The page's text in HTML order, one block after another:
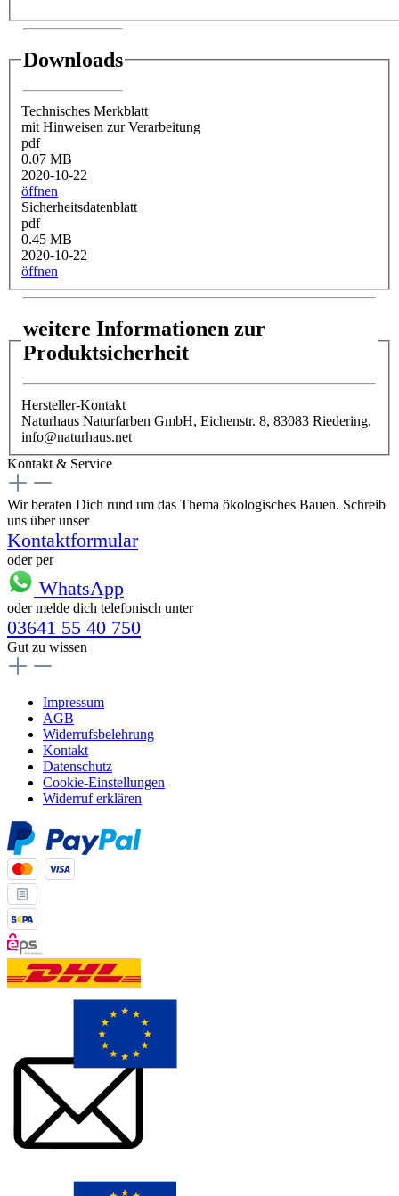
Downloads
Technisches Merkblatt
mit Hinweisen zur Verarbeitung
pdf
0.07 MB
2020-10-22
öffnen
Sicherheitsdatenblatt
pdf
0.45 MB
2020-10-22
öffnen
weitere Informationen zur
Produktsicherheit
Hersteller-Kontakt
Naturhaus Naturfarben GmbH, Eichenstr. 8, 83083 Riedering,
info@naturhaus.net
Kontakt & Service
Wir beraten Dich rund um das Thema ökologisches Bauen. Schreib
uns über unser
Kontaktformular
oder per
WhatsApp
oder melde dich telefonisch unter
03641 55 40 750
Gut zu wissen
Impressum
AGB
Widerrufsbelehrung
Kontakt
Datenschutz
Cookie-Einstellungen
Widerruf erklären